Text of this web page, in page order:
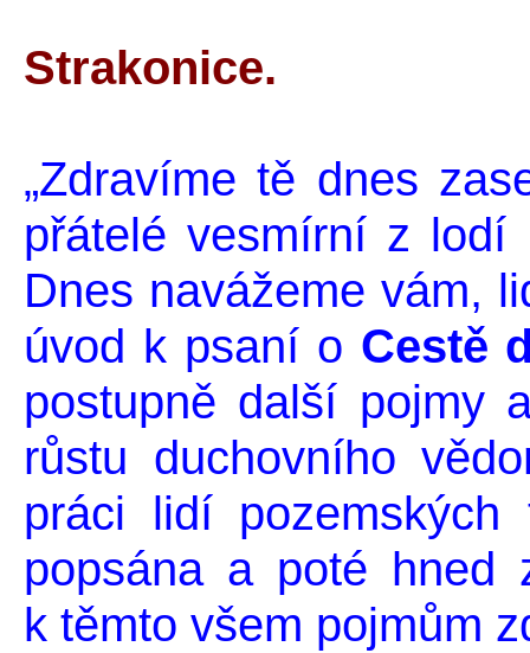
Strakonice.
„Zdravíme tě dnes
přátelé vesmírní z lodí
Dnes navážeme vám,
úvod k psaní o Cestě
postupně další pojmy
růstu duchovního
práci lidí
popsána a poté hned
k těmto všem pojmům